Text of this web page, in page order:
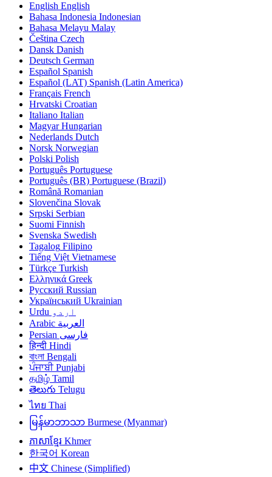
English English
Bahasa Indonesia Indonesian
Bahasa Melayu Malay
Čeština Czech
Dansk Danish
Deutsch German
Español Spanish
Español (LAT) Spanish (Latin America)
Français French
Hrvatski Croatian
Italiano Italian
Magyar Hungarian
Nederlands Dutch
Norsk Norwegian
Polski Polish
Português Portuguese
Português (BR) Portuguese (Brazil)
Română Romanian
Slovenčina Slovak
Srpski Serbian
Suomi Finnish
Svenska Swedish
Tagalog Filipino
Tiếng Việt Vietnamese
Türkçe Turkish
Ελληνικά Greek
Русский Russian
Український Ukrainian
اردو Urdu
العربية Arabic
فارسی Persian
हिन्दी Hindi
বাংলা Bengali
ਪੰਜਾਬੀ Punjabi
தமிழ் Tamil
తెలుగు Telugu
ไทย Thai
မြန်မာဘာသာ Burmese (Myanmar)
ភាសាខ្មែរ Khmer
한국어 Korean
中文 Chinese (Simplified)